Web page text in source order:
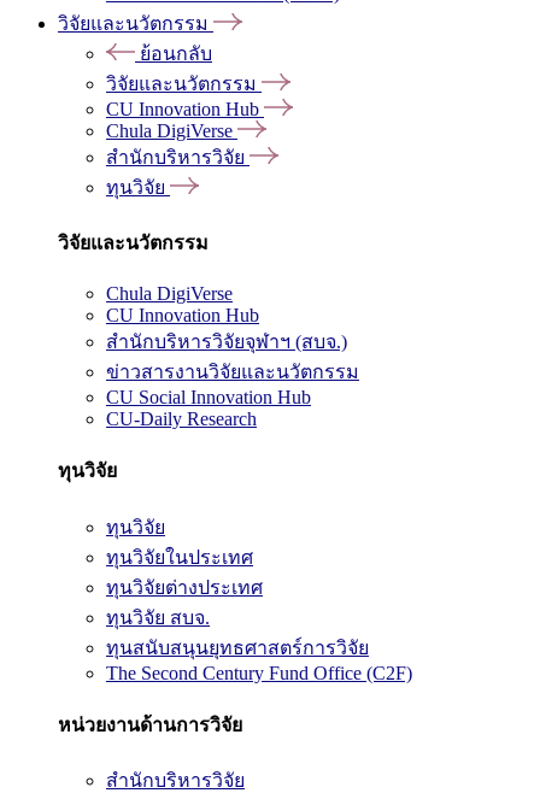
วิจัยและนวัตกรรม
ย้อนกลับ
วิจัยและนวัตกรรม
CU Innovation Hub
Chula DigiVerse
สำนักบริหารวิจัย
ทุนวิจัย
วิจัยและนวัตกรรม
Chula DigiVerse
CU Innovation Hub
สำนักบริหารวิจัยจุฬาฯ (สบจ.)
ข่าวสารงานวิจัยและนวัตกรรม
CU Social Innovation Hub
CU-Daily Research
ทุนวิจัย
ทุนวิจัย
ทุนวิจัยในประเทศ
ทุนวิจัยต่างประเทศ
ทุนวิจัย สบจ.
ทุนสนับสนุนยุทธศาสตร์การวิจัย
The Second Century Fund Office (C2F)
หน่วยงานด้านการวิจัย
สำนักบริหารวิจัย